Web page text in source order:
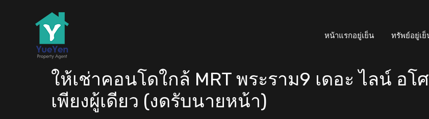
หน้าแรกอยู่เย็น ทรัพย์อยู่เย็
ให้เช่าคอนโดใกล้ MRT พระราม9 เดอะ ไลน์ อ
เพียงผู้เดียว (งดรับนายหน้า)